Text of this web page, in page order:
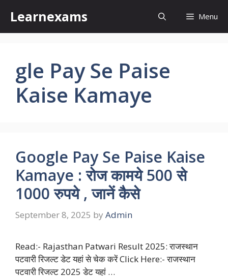
content
Learnexams Menu
gle Pay Se Paise
Kaise Kamaye
Google Pay Se Paise Kaise
Kamaye : रोज कामये 500 से
1000 रुपये , जानें कैसे
September 8, 2025 by Admin
Read:- Rajasthan Patwari Result 2025: राजस्थान
पटवारी रिजल्ट डेट यहां से चेक करें Click Here:- राजस्थान
पटवारी रिजल्ट 2025 डेट यहां …